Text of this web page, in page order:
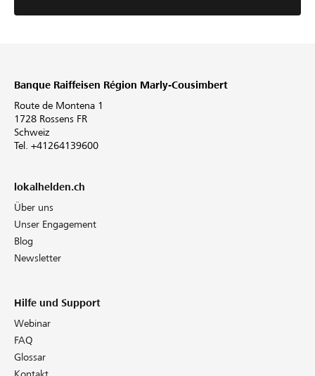
Banque Raiffeisen Région Marly-Cousimbert
Route de Montena 1
1728 Rossens FR
Schweiz
Tel. +41264139600
lokalhelden.ch
Über uns
Unser Engagement
Blog
Newsletter
Hilfe und Support
Webinar
FAQ
Glossar
Kontakt